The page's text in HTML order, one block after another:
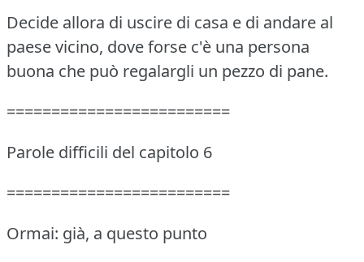
Decide allora di uscire di casa e di andare al
paese vicino, dove forse c'è una persona
buona che può regalargli un pezzo di pane.
=========================
Parole difficili del capitolo 6
=========================
Ormai: già, a questo punto